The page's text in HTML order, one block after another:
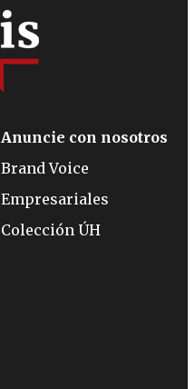
Anuncie con nosotros
Brand Voice
Empresariales
Colección ÚH